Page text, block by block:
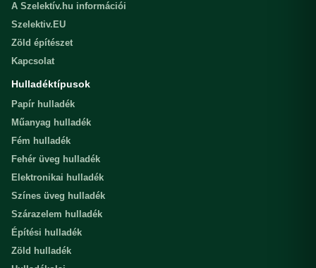
A Szelektív.hu információi
Szelektiv.EU
Zöld építészet
Kapcsolat
Hulladéktípusok
Papír hulladék
Műanyag hulladék
Fém hulladék
Fehér üveg hulladék
Elektronikai hulladék
Színes üveg hulladék
Szárazelem hulladék
Építési hulladék
Zöld hulladék